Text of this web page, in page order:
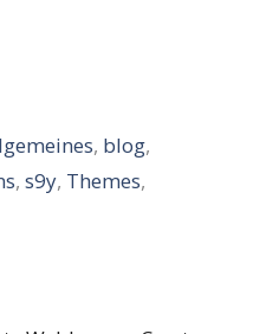
, blog,
, s9y, Themes,